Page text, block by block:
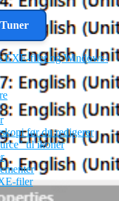
EXE-filer og Windows-
før du redigerer
til ikoner
filer